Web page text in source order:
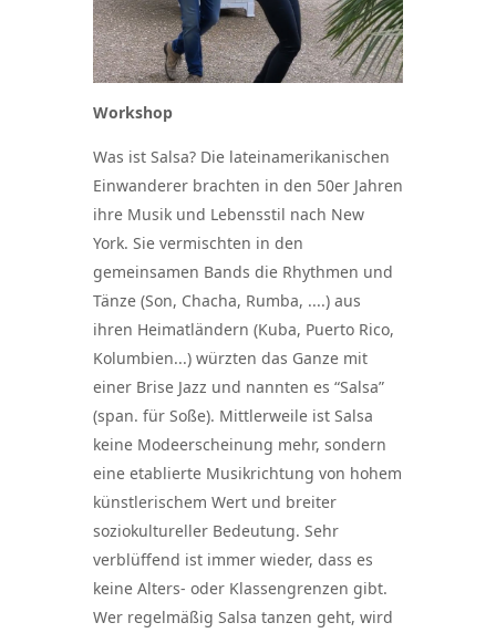
Workshop
Was ist Salsa? Die lateinamerikanischen
Einwanderer brachten in den 50er Jahren
ihre Musik und Lebensstil nach New
York. Sie vermischten in den
gemeinsamen Bands die Rhythmen und
Tänze (Son, Chacha, Rumba, ....) aus
ihren Heimatländern (Kuba, Puerto Rico,
Kolumbien...) würzten das Ganze mit
einer Brise Jazz und nannten es “Salsa”
(span. für Soße). Mittlerweile ist Salsa
keine Modeerscheinung mehr, sondern
eine etablierte Musikrichtung von hohem
künstlerischem Wert und breiter
soziokultureller Bedeutung. Sehr
verblüffend ist immer wieder, dass es
keine Alters- oder Klassengrenzen gibt.
Wer regelmäßig Salsa tanzen geht, wird